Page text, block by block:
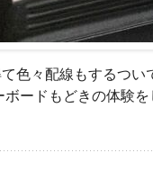
色々配線もするつい
ードもどきの体験を